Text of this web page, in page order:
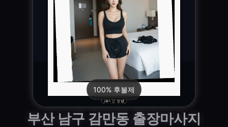
100% 후불제
부산 남구 감만동 출장마사지